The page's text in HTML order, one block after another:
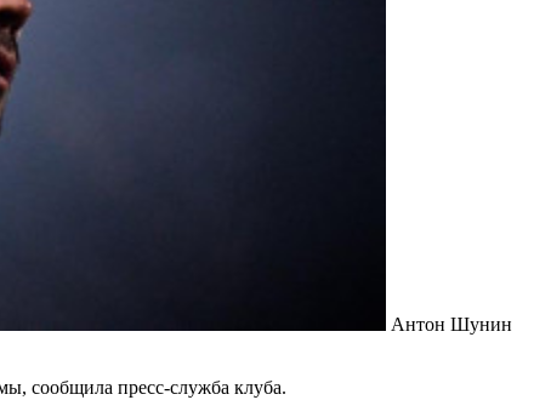
Антон Шунин
сообщила пресс-служба клуба.